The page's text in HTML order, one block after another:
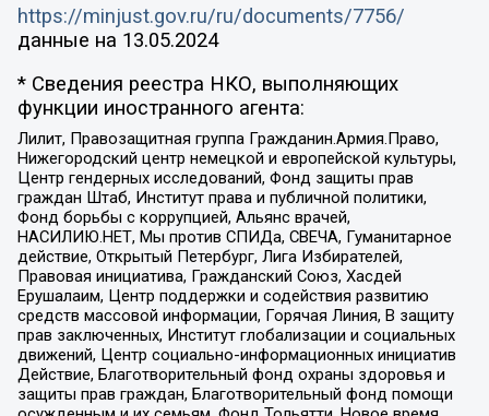
https://minjust.gov.ru/ru/documents/7756/
данные на 13.05.2024
* Сведения реестра НКО, выполняющих
функции иностранного агента:
Лилит, Правозащитная группа Гражданин.Армия.Право,
Нижегородский центр немецкой и европейской культуры,
Центр гендерных исследований, Фонд защиты прав
граждан Штаб, Институт права и публичной политики,
Фонд борьбы с коррупцией, Альянс врачей,
НАСИЛИЮ.НЕТ, Мы против СПИДа, СВЕЧА, Гуманитарное
действие, Открытый Петербург, Лига Избирателей,
Правовая инициатива, Гражданский Союз, Хасдей
Ерушалаим, Центр поддержки и содействия развитию
средств массовой информации, Горячая Линия, В защиту
прав заключенных, Институт глобализации и социальных
движений, Центр социально-информационных инициатив
Действие, Благотворительный фонд охраны здоровья и
защиты прав граждан, Благотворительный фонд помощи